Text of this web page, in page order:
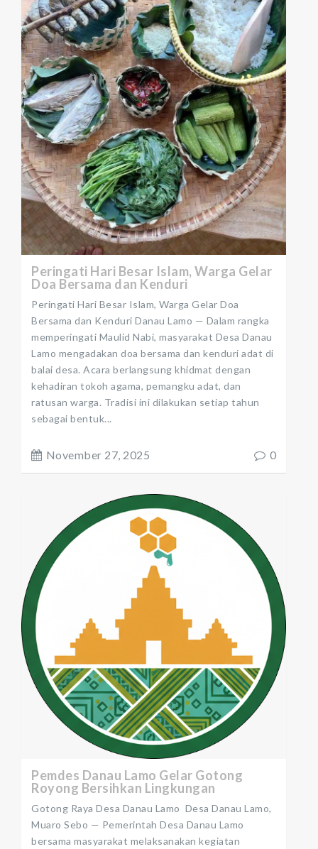
Peringati Hari Besar Islam, Warga Gelar
Doa Bersama dan Kenduri
Peringati Hari Besar Islam, Warga Gelar Doa
Bersama dan Kenduri Danau Lamo — Dalam rangka
memperingati Maulid Nabi, masyarakat Desa Danau
Lamo mengadakan doa bersama dan kenduri adat di
balai desa. Acara berlangsung khidmat dengan
kehadiran tokoh agama, pemangku adat, dan
ratusan warga. Tradisi ini dilakukan setiap tahun
sebagai bentuk...
November 27, 2025 0
Pemdes Danau Lamo Gelar Gotong
Royong Bersihkan Lingkungan
Gotong Raya Desa Danau Lamo Desa Danau Lamo,
Muaro Sebo — Pemerintah Desa Danau Lamo
bersama masyarakat melaksanakan kegiatan